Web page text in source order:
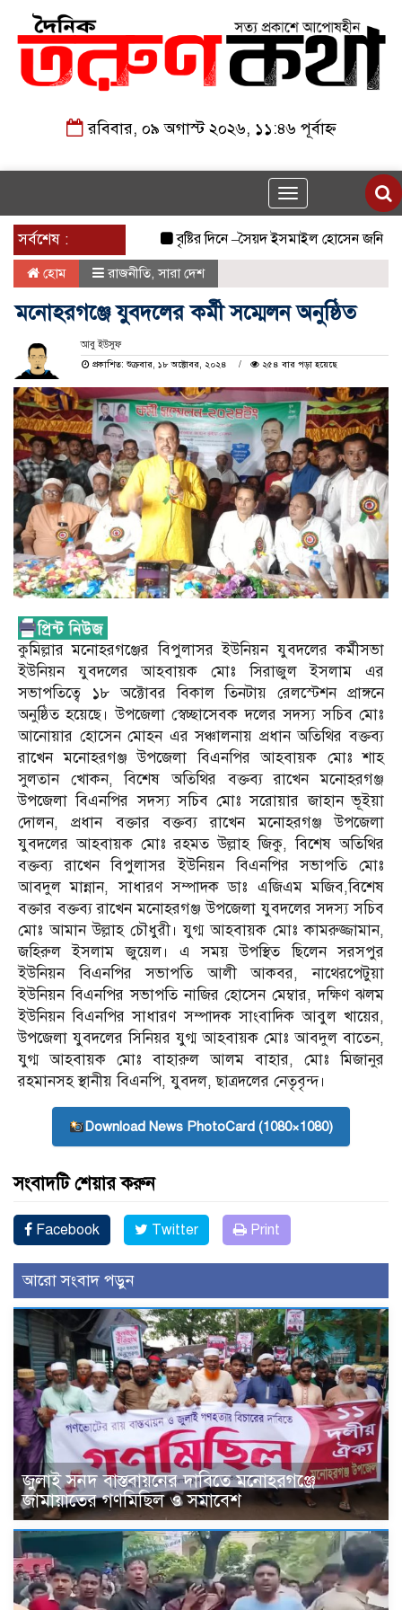
রবিবার, ০৯ অগাস্ট ২০২৬, ১১:৪৬ পূর্বাহ্ন
Toggle
navigation
সর্বশেষ :
বৃষ্টির দিনে –সৈয়দ ইসমাইল হোসেন জনি
হোম রাজনীতি,সারা দেশ
মনোহরগঞ্জে যুবদলের কর্মী সম্মেলন অনুষ্ঠিত
আবু ইউসুফ
প্রকাশিত: শুক্রবার, ১৮ অক্টোবর, ২০২৪
২৫৪ বার পড়া হয়েছে
কুমিল্লার মনোহরগঞ্জের বিপুলাসর ইউনিয়ন যুবদলের কর্মীসভা
ইউনিয়ন যুবদলের আহবায়ক মোঃ সিরাজুল ইসলাম এর
সভাপতিত্বে ১৮ অক্টোবর বিকাল তিনটায় রেলস্টেশন প্রাঙ্গনে
অনুষ্ঠিত হয়েছে। উপজেলা স্বেচ্ছাসেবক দলের সদস্য সচিব মোঃ
আনোয়ার হোসেন মোহন এর সঞ্চালনায় প্রধান অতিথির বক্তব্য
রাখেন মনোহরগঞ্জ উপজেলা বিএনপির আহবায়ক মোঃ শাহ
সুলতান খোকন, বিশেষ অতিথির বক্তব্য রাখেন মনোহরগঞ্জ
উপজেলা বিএনপির সদস্য সচিব মোঃ সরোয়ার জাহান ভূইয়া
দোলন, প্রধান বক্তার বক্তব্য রাখেন মনোহরগঞ্জ উপজেলা
যুবদলের আহবায়ক মোঃ রহমত উল্লাহ জিকু, বিশেষ অতিথির
বক্তব্য রাখেন বিপুলাসর ইউনিয়ন বিএনপির সভাপতি মোঃ
আবদুল মান্নান, সাধারণ সম্পাদক ডাঃ এজিএম মজিব,বিশেষ
বক্তার বক্তব্য রাখেন মনোহরগঞ্জ উপজেলা যুবদলের সদস্য সচিব
মোঃ আমান উল্লাহ চৌধুরী। যুগ্ম আহবায়ক মোঃ কামরুজ্জামান,
জহিরুল ইসলাম জুয়েল। এ সময় উপস্থিত ছিলেন সরসপুর
ইউনিয়ন বিএনপির সভাপতি আলী আকবর, নাথেরপেটুয়া
ইউনিয়ন বিএনপির সভাপতি নাজির হোসেন মেম্বার, দক্ষিণ ঝলম
ইউনিয়ন বিএনপির সাধারণ সম্পাদক সাংবাদিক আবুল খায়ের,
উপজেলা যুবদলের সিনিয়র যুগ্ম আহবায়ক মোঃ আবদুল বাতেন,
যুগ্ম আহবায়ক মোঃ বাহারুল আলম বাহার, মোঃ মিজানুর
রহমানসহ স্থানীয় বিএনপি, যুবদল, ছাত্রদলের নেতৃবৃন্দ।
Download News PhotoCard (1080×1080)
সংবাদটি শেয়ার করুন
Facebook Twitter Print
আরো সংবাদ পড়ুন
জুলাই সনদ বাস্তবায়নের দাবিতে মনোহরগঞ্জে
জামায়াতের গণমিছিল ও সমাবেশ